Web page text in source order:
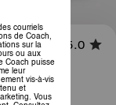
5.0